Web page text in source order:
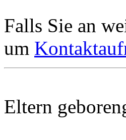
Falls Sie an
um
Eltern geboren